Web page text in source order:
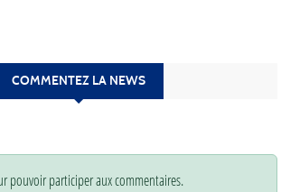
COMMENTEZ LA NEWS
pouvoir participer aux commentaires.